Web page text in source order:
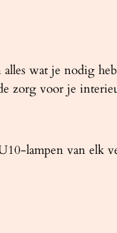
wat je nodig
zorg voor je
lampen van elk